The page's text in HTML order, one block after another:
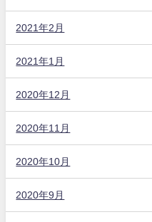
2021年2月
2021年1月
2020年12月
2020年11月
2020年10月
2020年9月